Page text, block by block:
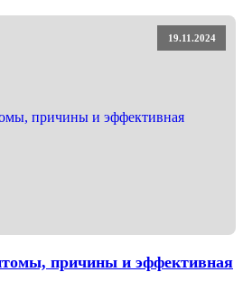
19.11.2024
причины и эффективная